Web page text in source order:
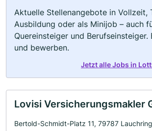
Aktuelle Stellenangebote in Vollzeit,
Ausbildung oder als Minijob – auch
Quereinsteiger und
und bewerben.
Jetzt alle Jobs in
Lovisi Versicherungsmakler
Bertold-Schmidt-Platz 11, 79787